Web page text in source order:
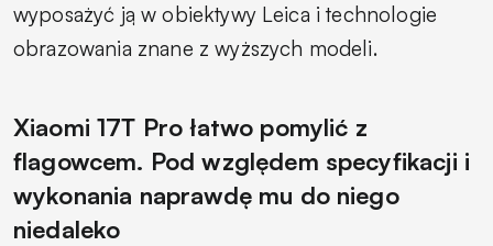
wyposażyć ją w obiektywy Leica i technologie
obrazowania znane z wyższych modeli.
Xiaomi 17T Pro łatwo pomylić z
flagowcem. Pod względem specyfikacji i
wykonania naprawdę mu do niego
niedaleko